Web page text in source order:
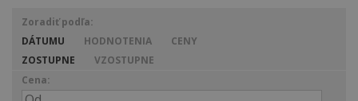
Zoradiť podľa:
DÁTUMU
HODNOTENIA
CENY
ZOSTUPNE
VZOSTUPNE
Cena: